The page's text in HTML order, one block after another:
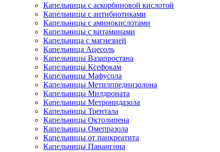
Капельницы с аскорбиновой кислотой
Капельницы с антибиотиками
Капельницы с аминокислотами
Капельницы с витаминами
Капельница с магнезией
Капельница Ацесоль
Капельницы Вазапростана
Капельницы Ксефокам
Капельницы Мафусола
Капельницы Метилпреднизолона
Капельницы Милдроната
Капельницы Метронидазола
Капельницы Трентала
Капельницы Октолипена
Капельницы Омепразола
Капельницы от панкреатита
Капельницы Панангина